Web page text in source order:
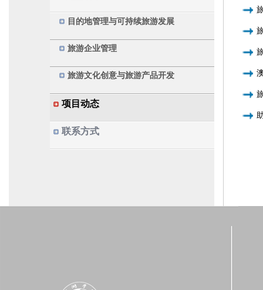
目的地管理与可持续旅游发展
旅游企业管理
旅游文化创意与旅游产品开发
项目动态
联系方式